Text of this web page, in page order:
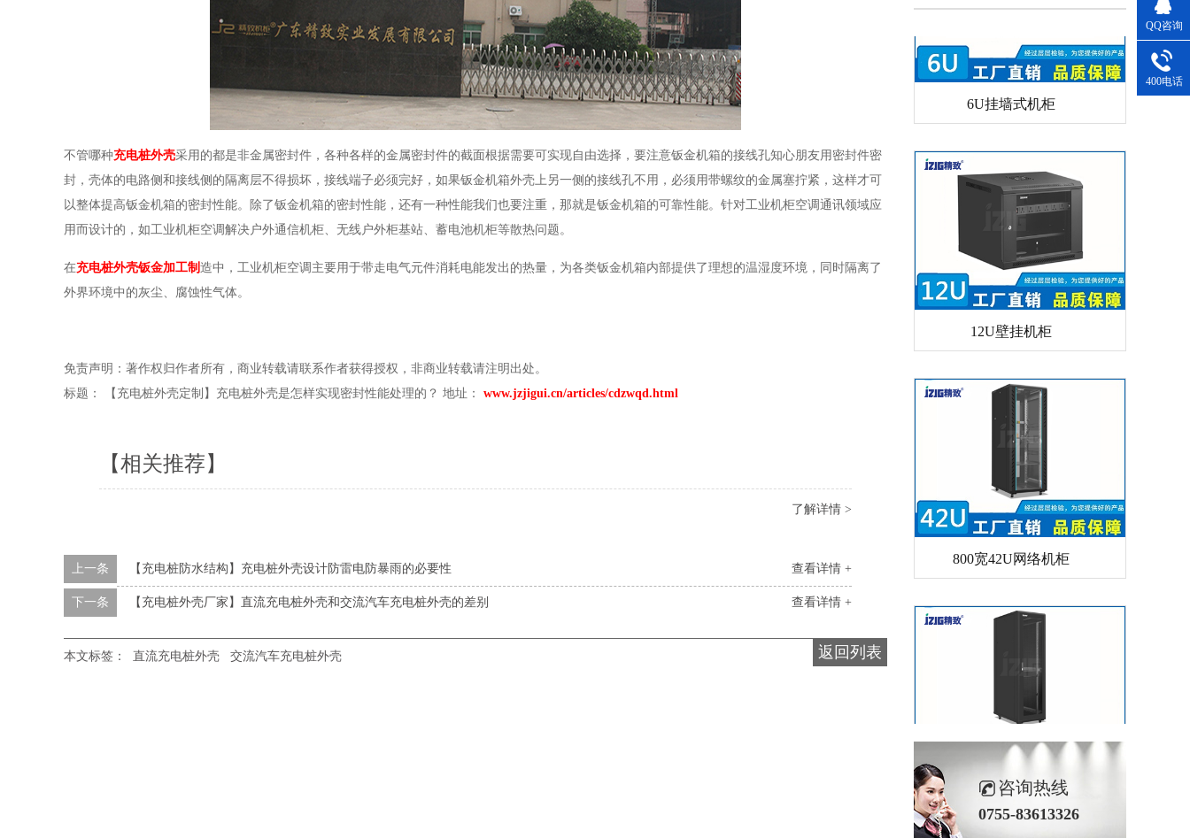
不管哪种充电桩外壳采用的都是非金属密封件，各种各样的金属密封件的截面根据需要可实现自由选择，要注意钣金机箱的接线孔知心朋友用密封件密
封，壳体的电路侧和接线侧的隔离层不得损坏，接线端子必须完好，如果钣金机箱外壳上另一侧的接线孔不用，必须用带螺纹的金属塞拧紧，这样才可
以整体提高钣金机箱的密封性能。除了钣金机箱的密封性能，还有一种性能我们也要注重，那就是钣金机箱的可靠性能。针对工业机柜空调通讯领域应
用而设计的，如工业机柜空调解决户外通信机柜、无线户外柜基站、蓄电池机柜等散热问题。
在充电桩外壳钣金加工制 造中，工业机柜空调主要用于带走电气元件消耗电能发出的热量，为各类钣金机箱内部提供了理想的温湿度环境，同时隔离了
外界环境中的灰尘、腐蚀性气体。
免责声明：著作权归作者所有，商业转载请联系作者获得授权，非商业转载请注明出处。
标题： 【充电桩外壳定制】充电桩外壳是怎样实现密封性能处理的？ 地址： www.jzjigui.cn/articles/cdzwqd.html
【相关推荐】
了解详情 >
查看详情 +
上一条 【充电桩防水结构】充电桩外壳设计防雷电防暴雨的必要性
查看详情 +
下一条 【充电桩外壳厂家】直流充电桩外壳和交流汽车充电桩外壳的差别
返回列表
本文标签： 直流充电桩外壳 交流汽车充电桩外壳
咨询热线
0755-83613326
QQ咨询
400电话